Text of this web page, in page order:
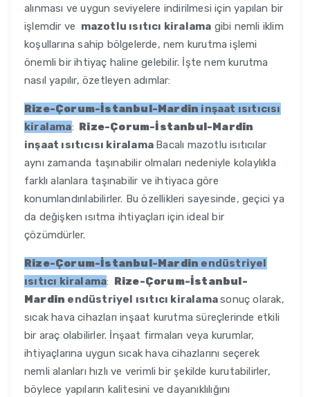
alınması ve uygun seviyelere indirilmesi için yapılan bir
işlemdir ve mazotlu ısıtıcı kiralama gibi nemli iklim
koşullarına sahip bölgelerde, nem kurutma işlemi
önemli bir ihtiyaç haline gelebilir. İşte nem kurutma
nasıl yapılır, özetleyen adımlar:
Rize-Çorum-İstanbul-Mardin inşaat ısıtıcısı
kiralama: Rize-Çorum-İstanbul-Mardin
inşaat ısıtıcısı kiralama Bacalı mazotlu isıtıcılar
aynı zamanda taşınabilir olmaları nedeniyle kolaylıkla
farklı alanlara taşınabilir ve ihtiyaca göre
konumlandırılabilirler. Bu özellikleri sayesinde, geçici ya
da değişken ısıtma ihtiyaçları için ideal bir
çözümdürler.
Rize-Çorum-İstanbul-Mardin endüstriyel
ısıtıcı kiralama: Rize-Çorum-İstanbul-
Mardin endüstriyel ısıtıcı kiralamasonuç olarak,
sıcak hava cihazları inşaat kurutma süreçlerinde etkili
bir araç olabilirler. İnşaat firmaları veya kurumlar,
ihtiyaçlarına uygun sıcak hava cihazlarını seçerek
nemli alanları hızlı ve verimli bir şekilde kurutabilirler,
böylece yapıların kalitesini ve dayanıklılığını